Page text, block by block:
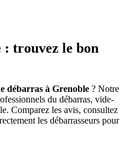
: trouvez le bon
débarras à Grenoble ? Notre
du débarras, vide-
Comparez les avis, consultez
les débarrasseurs pour